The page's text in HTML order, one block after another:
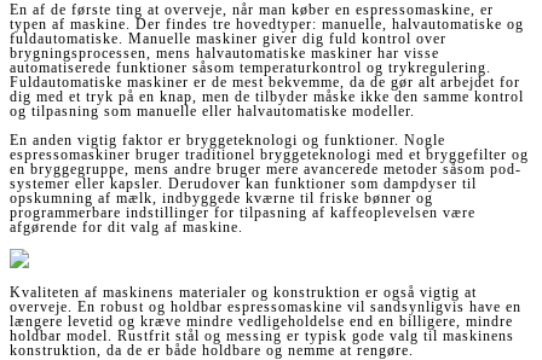
En af de første ting at overveje, når man køber en espressomaskine, er
typen af maskine. Der findes tre hovedtyper: manuelle, halvautomatiske og
fuldautomatiske. Manuelle maskiner giver dig fuld kontrol over
brygningsprocessen, mens halvautomatiske maskiner har visse
automatiserede funktioner såsom temperaturkontrol og trykregulering.
Fuldautomatiske maskiner er de mest bekvemme, da de gør alt arbejdet for
dig med et tryk på en knap, men de tilbyder måske ikke den samme kontrol
og tilpasning som manuelle eller halvautomatiske modeller.
En anden vigtig faktor er bryggeteknologi og funktioner. Nogle
espressomaskiner bruger traditionel bryggeteknologi med et bryggefilter og
en bryggegruppe, mens andre bruger mere avancerede metoder såsom pod-
systemer eller kapsler. Derudover kan funktioner som dampdyser til
opskumning af mælk, indbyggede kværne til friske bønner og
programmerbare indstillinger for tilpasning af kaffeoplevelsen være
afgørende for dit valg af maskine.
Kvaliteten af maskinens materialer og konstruktion er også vigtig at
overveje. En robust og holdbar espressomaskine vil sandsynligvis have en
længere levetid og kræve mindre vedligeholdelse end en billigere, mindre
holdbar model. Rustfrit stål og messing er typisk gode valg til maskinens
konstruktion, da de er både holdbare og nemme at rengøre.